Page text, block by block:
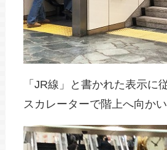
「JR線」と書かれた表示に
スカレーターで階上へ向かい